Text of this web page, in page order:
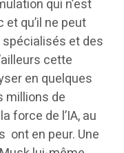
qui n’est
qu’il ne peut
et des
cette
en quelques
millions de
force de l’IA, au
ont en peur. Une